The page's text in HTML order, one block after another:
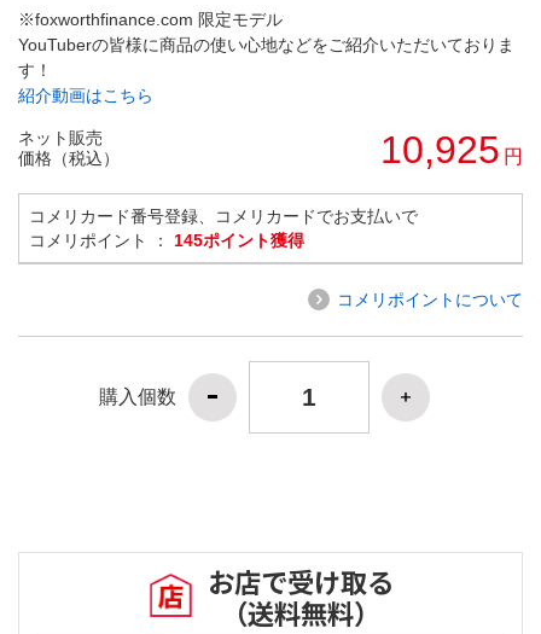
※foxworthfinance.com 限定モデル
YouTuberの皆様に商品の使い心地などをご紹介いただいておりま
す！
紹介動画はこちら
ネット販売
価格（税込）
10,925 円
コメリカード番号登録、コメリカードでお支払いで
コメリポイント ： 145ポイント獲得
コメリポイントについて
購入個数
お店で受け取る
（送料無料）